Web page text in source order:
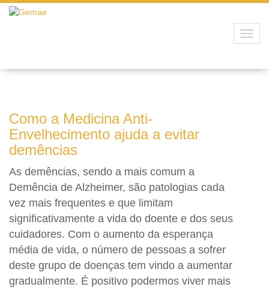
Como a Medicina Anti-
Envelhecimento ajuda a evitar
demências
As demências, sendo a mais comum a
Demência de Alzheimer, são patologias cada
vez mais frequentes e que limitam
significativamente a vida do doente e dos seus
cuidadores. Com o aumento da esperança
média de vida, o número de pessoas a sofrer
deste grupo de doenças tem vindo a aumentar
gradualmente. É positivo podermos viver mais